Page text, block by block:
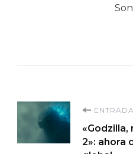
de
2»: ahora